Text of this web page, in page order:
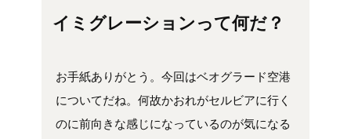
イミグレーションって何だ？
お手紙ありがとう。今回はベオグラード空港
についてだね。何故かおれがセルビアに行く
のに前向きな感じになっているのが気になる